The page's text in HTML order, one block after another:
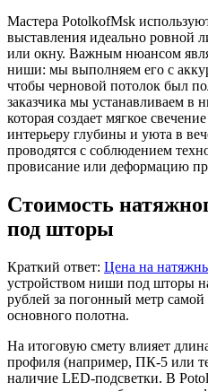
Мастера PotolkofMsk
выставления идеально ровной
или окну. Важным нюансом
ниши: мы выполняем его с
чтобы черновой потолок был
заказчика мы устанавливаем в
которая создает мягкое
интерьеру глубины и уюта в
проводятся с соблюдением
провисание или деформацию
Стоимость
под шторы
Краткий ответ: Цена на
устройством ниши под шторы
рублей за погонный метр
основного полотна.
На итоговую смету влияет
профиля (например, ПК-5 или
наличие LED-подсветки. В